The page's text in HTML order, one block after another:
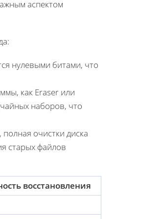
аспектом
нулевыми битами, что
как Eraser или
наборов, что
очистки диска
старых файлов
восстановления